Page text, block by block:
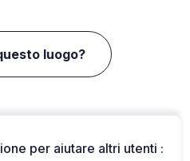
luogo?
per aiutare altri utenti :